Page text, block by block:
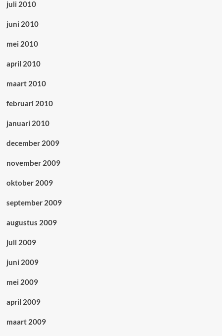
juli 2010
juni 2010
mei 2010
april 2010
maart 2010
februari 2010
januari 2010
december 2009
november 2009
oktober 2009
september 2009
augustus 2009
juli 2009
juni 2009
mei 2009
april 2009
maart 2009